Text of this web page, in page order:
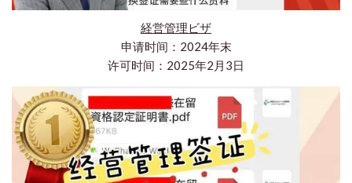
経営管理ビザ
申请时间：2024年末
许可时间：2025年2月3日